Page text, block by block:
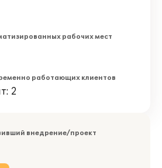
рабочих мест
работающих клиентов
2
внедрение/проект